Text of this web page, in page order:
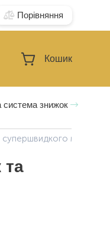
Порівняння
Кошик
система знижок
миття
та